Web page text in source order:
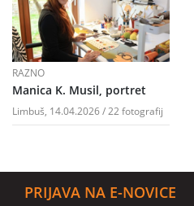
RAZNO
Manica K. Musil, portret
Limbuš, 14.04.2026 / 22 fotografij
PRIJAVA NA E-NOVICE